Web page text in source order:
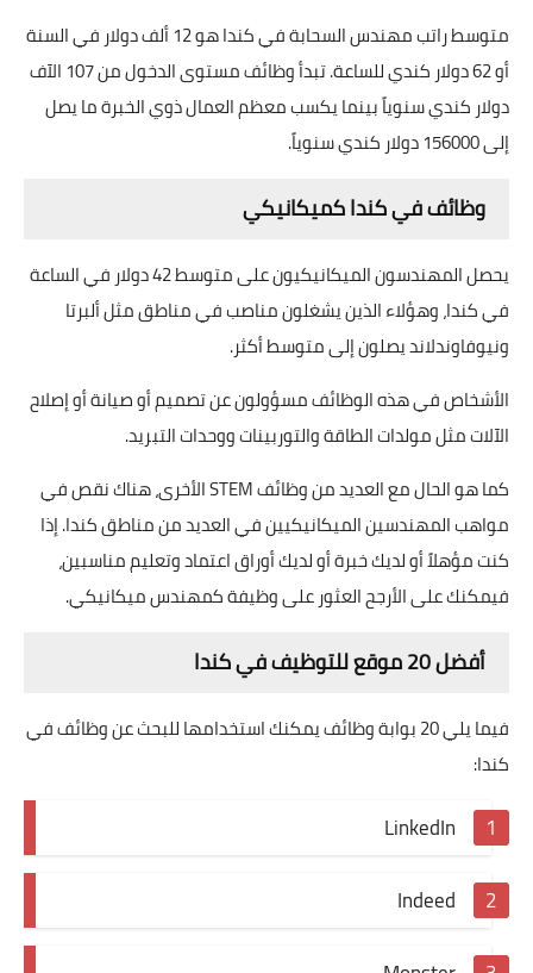
متوسط راتب مهندس السحابة في كندا هو 12 ألف دولار في السنة
أو 62 دولار كندي للساعة. تبدأ وظائف مستوى الدخول من 107 الآف
دولار كندي سنوياً بينما يكسب معظم العمال ذوي الخبرة ما يصل
إلى 156000 دولار كندي سنوياً.
وظائف في كندا كميكانيكي
يحصل المهندسون الميكانيكيون على متوسط ​​42 دولار في الساعة
في كندا، وهؤلاء الذين يشغلون مناصب في مناطق مثل ألبرتا
ونيوفاوندلاند يصلون إلى متوسط ​​أكثر.
الأشخاص في هذه الوظائف مسؤولون عن تصميم أو صيانة أو إصلاح
الآلات مثل مولدات الطاقة والتوربينات ووحدات التبريد.
كما هو الحال مع العديد من وظائف STEM الأخرى، هناك نقص في
مواهب المهندسين الميكانيكيين في العديد من مناطق كندا. إذا
كنت مؤهلاً أو لديك خبرة أو لديك أوراق اعتماد وتعليم مناسبين،
فيمكنك على الأرجح العثور على وظيفة كمهندس ميكانيكي.
أفضل 20 موقع للتوظيف في كندا
فيما يلي 20 بوابة وظائف يمكنك استخدامها للبحث عن وظائف في
كندا:
LinkedIn
Indeed